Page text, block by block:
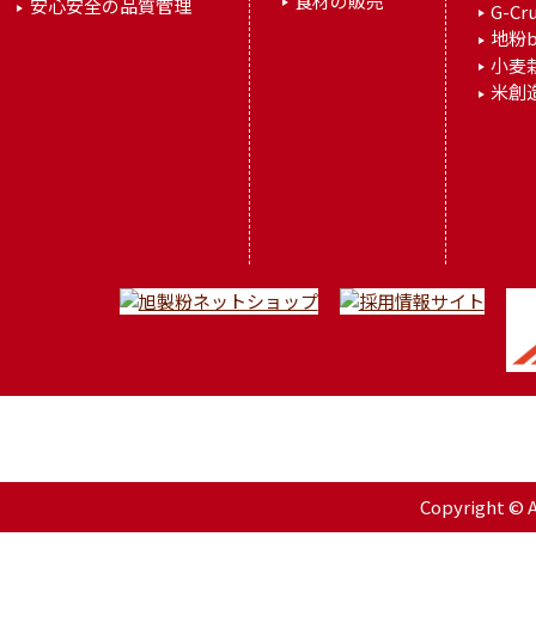
安心安全の品質管理
G-
地粉
小麦
米創
Copyright ©